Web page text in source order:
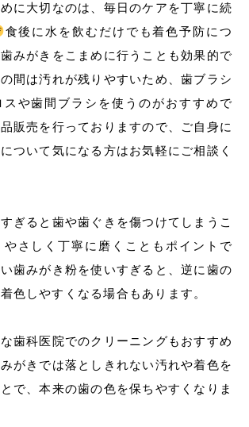
に大切なのは、毎日のケアを丁寧に続
食後に水を飲むだけでも着色予防につ
みがきをこまめに行うことも効果的で
間は汚れが残りやすいため、歯ブラシ
スや歯間ブラシを使うのがおすすめで
販売を行っておりますので、ご自身に
ついて気になる方はお気軽にご相談く
ぎると歯や歯ぐきを傷つけてしまうこ
やさしく丁寧に磨くこともポイントで
歯みがき粉を使いすぎると、逆に歯の
色しやすくなる場合もあります。
歯科医院でのクリーニングもおすすめ
がきでは落としきれない汚れや着色を
で、本来の歯の色を保ちやすくなりま